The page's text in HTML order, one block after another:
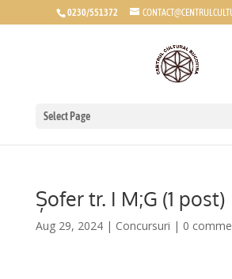
0230/551372
Select Page
Șofer tr. I M;G (1 post)
Aug 29, 2024| Concursuri | 0